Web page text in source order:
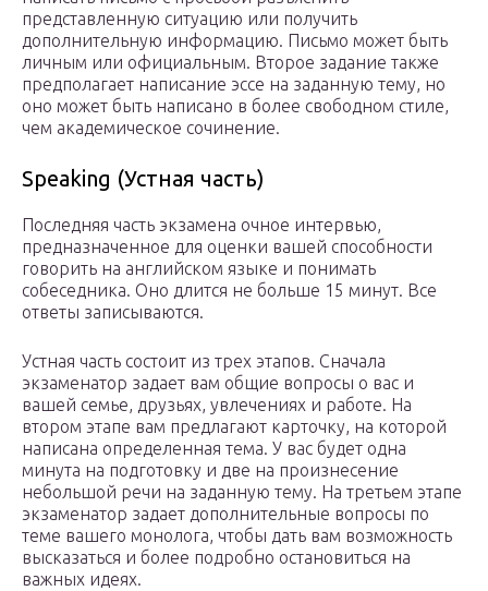
представленную ситуацию или получить
дополнительную информацию. Письмо может быть
личным или официальным. Второе задание также
предполагает написание эссе на заданную тему, но
оно может быть написано в более свободном стиле,
чем академическое сочинение.
Speaking (Устная часть)
Последняя часть экзамена очное интервью,
предназначенное для оценки вашей способности
говорить на английском языке и понимать
собеседника. Оно длится не больше 15 минут. Все
ответы записываются.
Устная часть состоит из трех этапов. Сначала
экзаменатор задает вам общие вопросы о вас и
вашей семье, друзьях, увлечениях и работе. На
втором этапе вам предлагают карточку, на которой
написана определенная тема. У вас будет одна
минута на подготовку и две на произнесение
небольшой речи на заданную тему. На третьем этапе
экзаменатор задает дополнительные вопросы по
теме вашего монолога, чтобы дать вам возможность
высказаться и более подробно остановиться на
важных идеях.